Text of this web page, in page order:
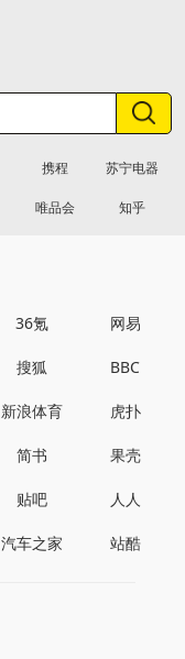
携程 苏宁电器
唯品会 知乎
36氪 网易
搜狐 BBC
新浪体育 虎扑
简书 果壳
贴吧 人人
汽车之家 站酷